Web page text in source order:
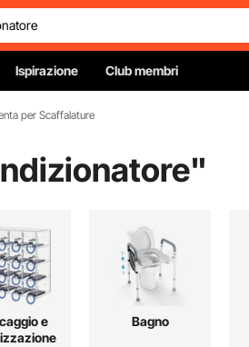
Ispirazione Club membri
per Scaffalature
"
e
Bagno